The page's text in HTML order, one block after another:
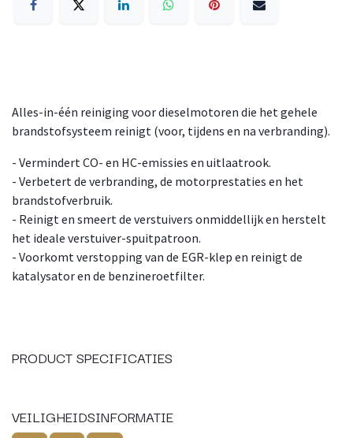
Alles-in-één reiniging voor dieselmotoren die het gehele
brandstofsysteem reinigt (voor, tijdens en na verbranding).
- Vermindert CO- en HC-emissies en uitlaatrook.
- Verbetert de verbranding, de motorprestaties en het
brandstofverbruik.
- Reinigt en smeert de verstuivers onmiddellijk en herstelt
het ideale verstuiver-spuitpatroon.
- Voorkomt verstopping van de EGR-klep en reinigt de
katalysator en de benzineroetfilter.
PRODUCT SPECIFICATIES
VEILIGHEIDSINFORMATIE